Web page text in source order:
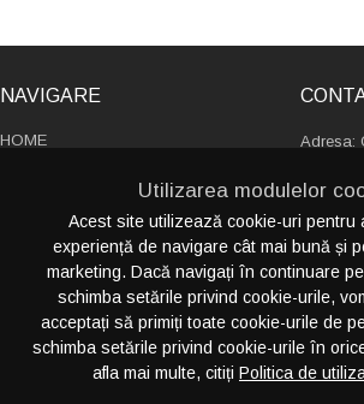
NAVIGARE
HOME
CATALOAGE
SERVICII
PORTOFOLIU
CONTACT
Adresa:
Romania
+4 021
+4 021
Utilizarea modulelor
Acest site utilizează cookie-uri pentru
experiență de navigare cât mai bună și
marketing. Dacă navigați în continuare
schimba setările privind cookie-urile,
acceptați să primiți toate cookie-urile de
schimba setările privind cookie-urile în
afla mai multe, citiți Politica de